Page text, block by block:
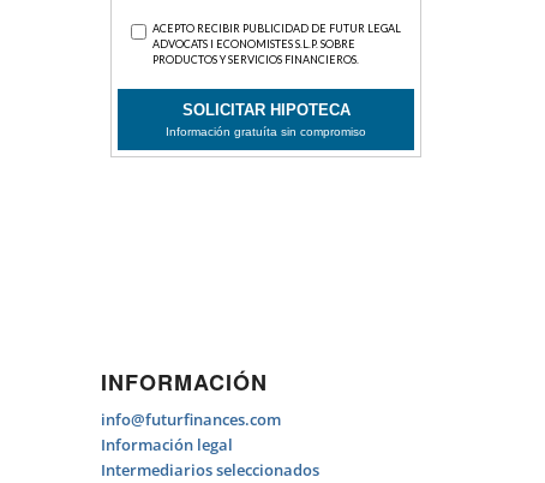
INFORMACIÓN
info@futurfinances.com
Información legal
Intermediarios seleccionados